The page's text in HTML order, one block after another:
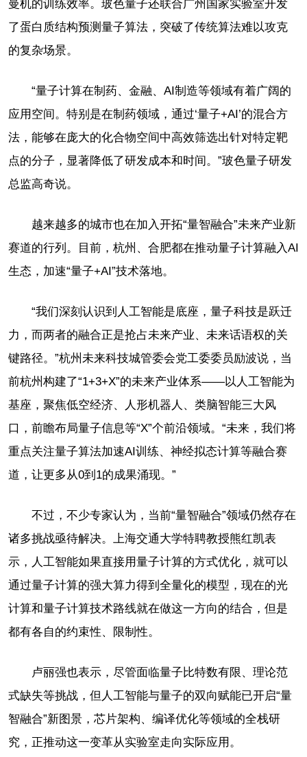
曼机的训练效率。玻色量子还联合广州国家实验室开发
了蛋白质结构预测量子算法，突破了传统算法难以攻克
的复杂场景。
“量子计算在制药、金融、AI制造等领域有着广阔的
应用空间。特别是在制药领域，通过‘量子+AI’的混合方
法，能够在庞大的化合物空间中高效筛选出针对特定靶
点的分子，显著降低了研发成本和时间。”玻色量子研发
总监高奇说。
越来越多的城市也在加入开拓“量智融合”未来产业新
赛道的行列。目前，杭州、合肥都在推动量子计算融入AI
生态，加速“量子+AI”技术落地。
“我们深刻认识到人工智能是底座，量子科技是跃迁
力，而两者的融合正是抢占未来产业、未来话语权的关
键路径。”杭州未来科技城管委会党工委委员励波说，当
前杭州构建了“1+3+X”的未来产业体系——以人工智能为
基座，聚焦低空经济、人形机器人、类脑智能三大风
口，前瞻布局量子信息等“X”个前沿领域。“未来，我们将
重点关注量子算法加速AI训练、神经拟态计算等融合赛
道，让更多从0到1的成果涌现。”
不过，不少专家认为，当前“量智融合”领域仍然存在
诸多挑战亟待解决。上海交通大学特聘教授熊红凯表
示，人工智能如果直接用量子计算的方式优化，就可以
通过量子计算的强大算力得到全量化的模型，现在的光
计算和量子计算技术路线就在做这一方向的结合，但是
都有各自的约束性、限制性。
卢丽强也表示，尽管面临量子比特数有限、理论范
式缺失等挑战，但人工智能与量子的双向赋能已开启“量
智融合”新图景，芯片架构、编译优化等领域的全栈研
究，正推动这一变革从实验室走向实际应用。